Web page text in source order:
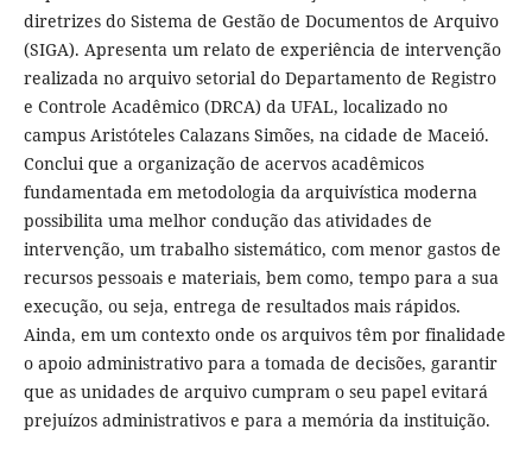
diretrizes do Sistema de Gestão de Documentos de Arquivo
(SIGA). Apresenta um relato de experiência de intervenção
realizada no arquivo setorial do Departamento de Registro
e Controle Acadêmico (DRCA) da UFAL, localizado no
campus Aristóteles Calazans Simões, na cidade de Maceió.
Conclui que a organização de acervos acadêmicos
fundamentada em metodologia da arquivística moderna
possibilita uma melhor condução das atividades de
intervenção, um trabalho sistemático, com menor gastos de
recursos pessoais e materiais, bem como, tempo para a sua
execução, ou seja, entrega de resultados mais rápidos.
Ainda, em um contexto onde os arquivos têm por finalidade
o apoio administrativo para a tomada de decisões, garantir
que as unidades de arquivo cumpram o seu papel evitará
prejuízos administrativos e para a memória da instituição.